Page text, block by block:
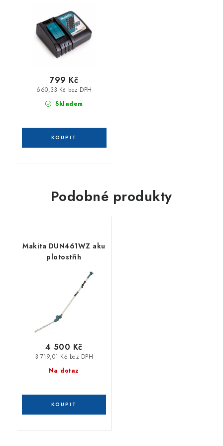
Skladem
660,33 Kč bez DPH
799 Kč
Podobné produkty
Makita DUN461WZ aku
plotostřih
Na dotaz
3 719,01 Kč bez DPH
4 500 Kč